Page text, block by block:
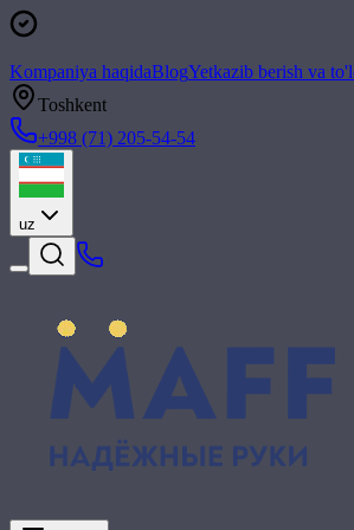
Kompaniya haqidaBlogYetkazib berish va
Toshkent
+998 (71) 205-54-54
uz